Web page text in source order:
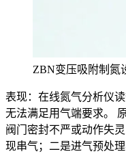
ZBN变压吸附制氮
表现：在线氮气分析仪
无法满足用气端要求。
阀门密封不严或动作失
现串气；二是进气预处